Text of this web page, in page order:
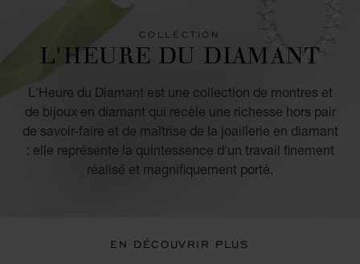
COLLECTION
L'HEURE DU DIAMANT
L'Heure du Diamant est une collection de montres et
de bijoux en diamant qui recèle une richesse hors pair
de savoir-faire et de maîtrise de la joaillerie en diamant
: elle représente la quintessence d'un travail finement
réalisé et magnifiquement porté.
EN DÉCOUVRIR PLUS